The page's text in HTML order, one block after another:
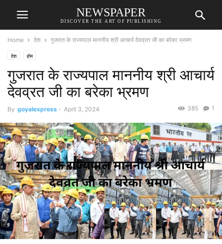
NEWSPAPER
DISCOVER THE ART OF PUBLISHING
Home देश गुजरात के राज्यपाल माननीय श्री आचार्य देवव्रत जी का बरेका भ्रमण
देश होम
गुजरात के राज्यपाल माननीय श्री आचार्य
देवव्रत जी का बरेका भ्रमण
By goyalexpress - April 3, 2024 1
385